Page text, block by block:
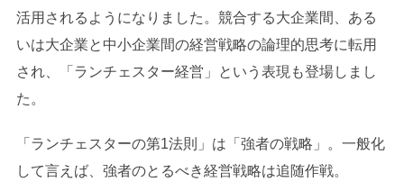
活用されるようになりました。競合する大企業間、ある
いは大企業と中小企業間の経営戦略の論理的思考に転用
され、「ランチェスター経営」という表現も登場しまし
た。
「ランチェスターの第1法則」は「強者の戦略」。一般化
して言えば、強者のとるべき経営戦略は追随作戦。